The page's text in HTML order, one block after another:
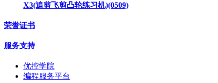
X3(追剪飞剪凸轮练习机)(0509)
荣誉证书
服务支持
优控学院
编程服务平台